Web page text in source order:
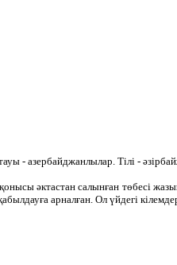
- азербайджанлылар. Тілі -
әктастан салынған төбесі
арналған. Ол үйдегі